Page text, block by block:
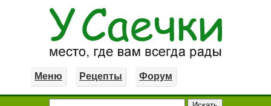
Меню Рецепты Форум